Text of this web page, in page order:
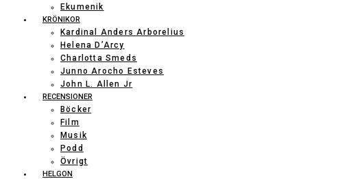
Ekumenik
KRÖNIKOR
Kardinal Anders Arborelius
Helena D’Arcy
Charlotta Smeds
Junno Arocho Esteves
John L. Allen Jr
RECENSIONER
Böcker
Film
Musik
Podd
Övrigt
HELGON